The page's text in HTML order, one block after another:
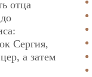
отца
Сергия,
а затем